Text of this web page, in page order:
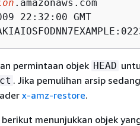
.amazonaws.com
22:32:00 GMT
permintaan objek HEAD
. Jika pemulihan arsip
x-amz-restore.
menunjukkan objek